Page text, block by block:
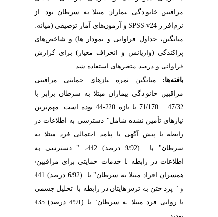
مراقبین خانوادگی بیماران مبتلا به سرطان بود.
از
نرم‌افزار SPSS-v24 و آزمون‌های آمار توصیفی (میانه،
میانگین، جداول فراوانی و نمودار ها) و شاخص‌های
پراکندگی (واریانس و انحراف معیار) برای گزارش
فراوانی و درصد متغیرهای استفاده شد.
یافته‌ها:
میانگین نمره نیازهای حمایتی مراقبتی
مراقبین خانوادگی بیماران مبتلا به سرطان برابر با
47/32 ± 71/170 با بازه 220
-44 بوده است. مهم‌ترین
نیازهای تأمین نشده شامل" دسترسی به اطلاعات در
رابطه با پیش آگهی یا پیامد احتمالی فرد مبتلا به
سرطان" با (9/92 درصد) 442، " دسترسی به
اطلاعات در رابطه با خدمات حمایتی برای مراقبین/
همسران افراد مبتلا به سرطان" با (6/92 درصد) 441
و " پرداختن به ترس‌هایتان در رابطه با تحلیل جسمی
یا روانی فرد مبتلا به سرطان" با (4/91 درصد) 435